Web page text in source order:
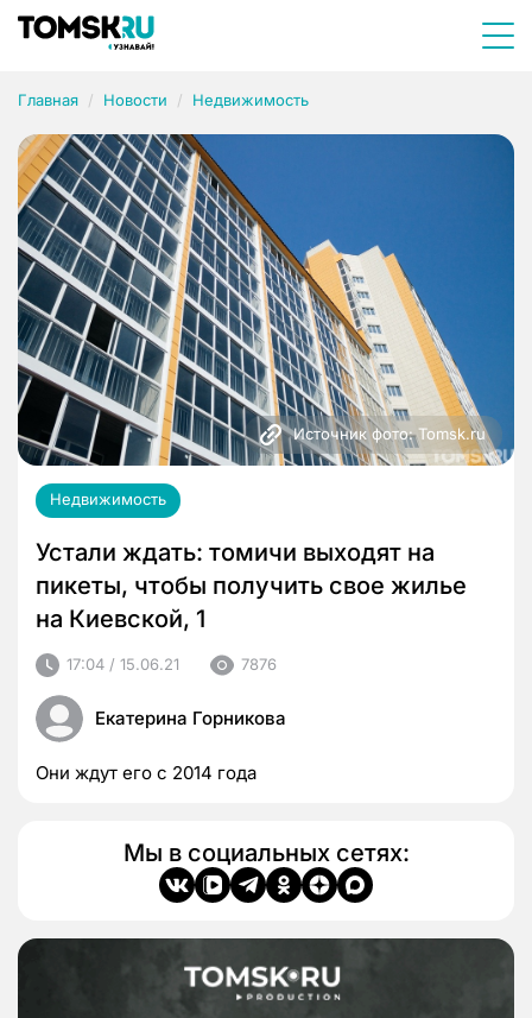
Главная Новости Недвижимость
Источник фото: Tomsk.ru
Недвижимость
Устали ждать: томичи выходят на
пикеты, чтобы получить свое жилье
на Киевской, 1
17:04 / 15.06.21 7876
Екатерина Горникова
Они ждут его с 2014 года
Мы в социальных сетях: